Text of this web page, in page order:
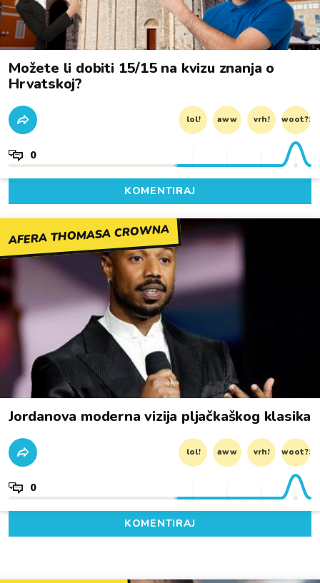
Možete li dobiti 15/15 na kvizu znanja o
Hrvatskoj?
lol! aww vrh! woot?!
0
KOMENTIRAJ
AFERA THOMASA CROWNA
Jordanova moderna vizija pljačkaškog klasika
lol! aww vrh! woot?!
0
KOMENTIRAJ